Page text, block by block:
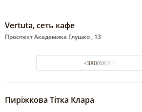
Vertuta, сеть кафе
Проспект Академика Глушко , 13
+380(68)139-78-79
Пиріжкова Тітка Клара